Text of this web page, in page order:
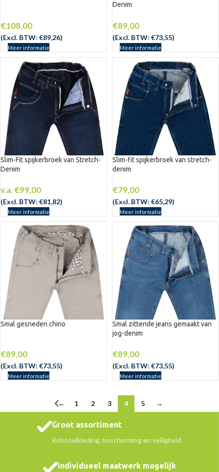
€108,00
(Excl. BTW: €89,26)
Meer informatie
Denim
€89,00
(Excl. BTW: €73,55)
Meer informatie
Slim-Fit spijkerbroek van Stretch-
Denim
v.a.€99,00
(Excl. BTW: €81,82)
Meer informatie
Slim-fit spijkerbroek van stretch-
denim
€79,00
(Excl. BTW: €65,29)
Meer informatie
Smal gesneden chino
€89,00
(Excl. BTW: €73,55)
Meer informatie
Smal zittende jeans gemaakt van
jog-denim
€89,00
(Excl. BTW: €73,55)
Meer informatie
← 1 2 3 4 5 →
Groot assortiment
Rolstoelkleding, bescherming en veiligheid
Individueel maatwerk mogelijk